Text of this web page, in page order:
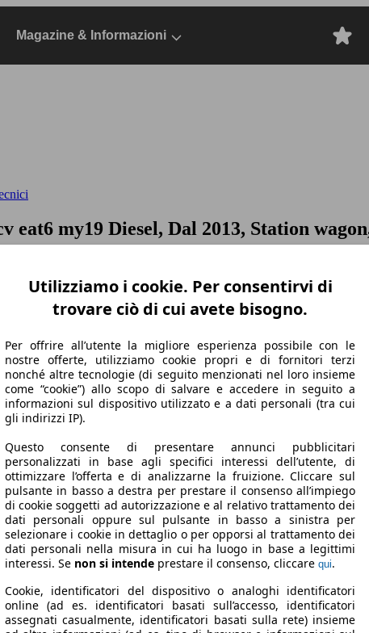
Magazine & Informazioni
eat6 my19 Diesel, Dal 2013, Station
Utilizziamo i cookie. Per consentirvi di
trovare ciò di cui avete bisogno.
Per offrire all’utente la migliore esperienza possibile con le
nostre offerte, utilizziamo cookie propri e di fornitori terzi
nonché altre tecnologie (di seguito menzionati nel loro insieme
come “cookie”) allo scopo di salvare e accedere in seguito a
informazioni sul dispositivo utilizzato e a dati personali (tra cui
gli indirizzi IP).
Questo consente di presentare annunci pubblicitari
personalizzati in base agli specifici interessi dell’utente, di
ottimizzare l’offerta e di analizzarne la fruizione. Cliccare sul
pulsante in basso a destra per prestare il consenso all’impiego
di cookie soggetti ad autorizzazione e al relativo trattamento dei
dati personali oppure sul pulsante in basso a sinistra per
selezionare i cookie in dettaglio o per opporsi al trattamento dei
dati personali nella misura in cui ha luogo in base a legittimi
interessi. Se non si intende prestare il consenso, cliccare qui.
Cookie, identificatori del dispositivo o analoghi identificatori
online (ad es. identificatori basati sull’accesso, identificatori
assegnati casualmente, identificatori basati sulla rete) insieme